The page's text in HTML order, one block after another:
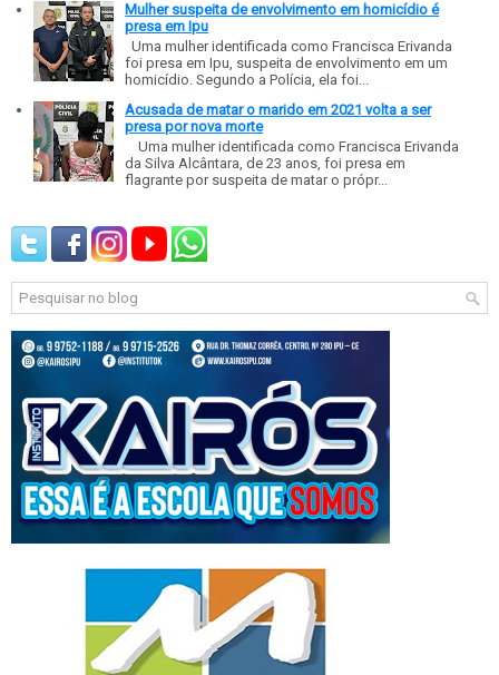
Mulher suspeita de envolvimento em homicídio é
presa em Ipu
Uma mulher identificada como Francisca Erivanda
foi presa em Ipu, suspeita de envolvimento em um
homicídio. Segundo a Polícia, ela foi...
Acusada de matar o marido em 2021 volta a ser
presa por nova morte
Uma mulher identificada como Francisca Erivanda
da Silva Alcântara, de 23 anos, foi presa em
flagrante por suspeita de matar o própr...